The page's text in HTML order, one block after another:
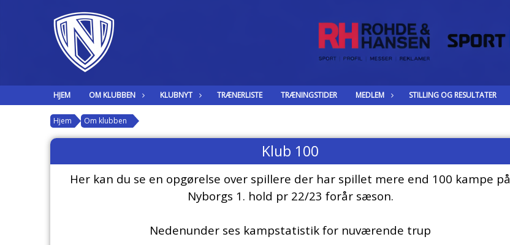
HJEM OM KLUBBEN KLUBNYT TRÆNERLISTE TRÆNINGSTIDER MEDLEM STILLING OG RESULTATER
Hjem Om klubben
Klub 100
Her kan du se en opgørelse over spillere der har spillet mere end 100 kampe på
Nyborgs 1. hold pr 22/23 forår sæson.
Nedenunder ses kampstatistik for nuværende trup